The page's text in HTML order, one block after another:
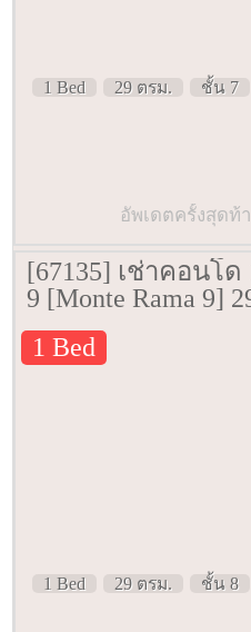
1 Bed 29 ตรม. ชั้น 7
อัพเดตครั้งสุดท้
[67135] เช่าคอนโ
9 [Monte Rama 9]
1 Bed
1 Bed 29 ตรม. ชั้น 8